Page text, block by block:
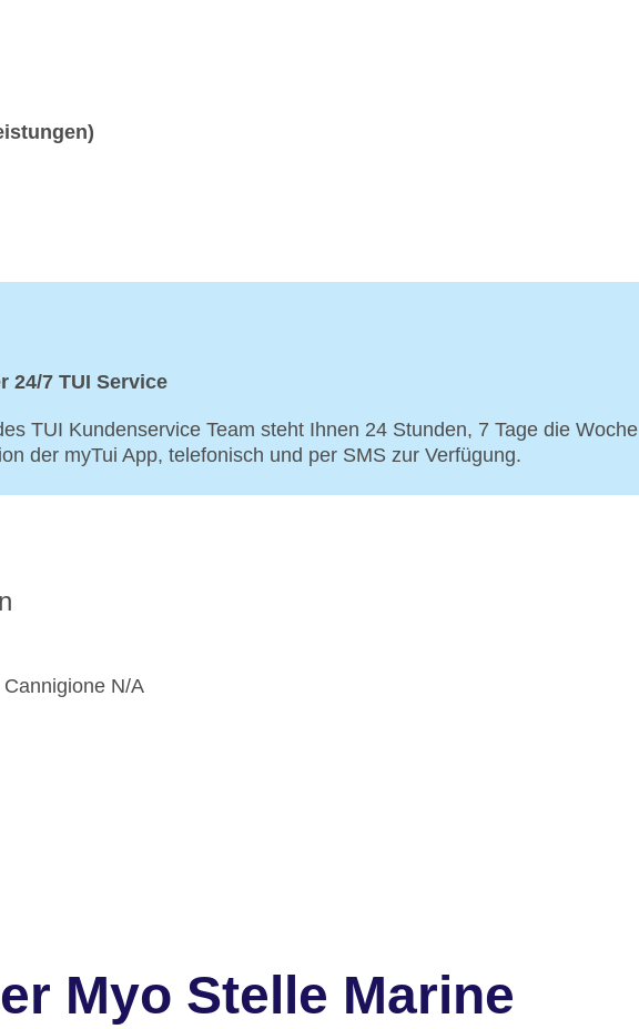
24/7 TUI Service
TUI Kundenservice Team steht Ihnen 24 Stunden, 7 Tage die Woche
der myTui App, telefonisch und per SMS zur Verfügung.
N/A
Myo Stelle Marine